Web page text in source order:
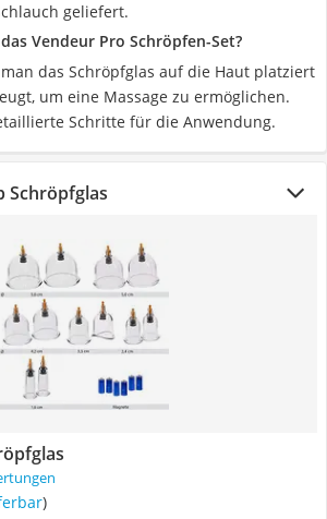
geliefert.
Vendeur Pro Schröpfen-Set?
das Schröpfglas auf die Haut platziert
um eine Massage zu ermöglichen.
Schritte für die Anwendung.
Schröpfglas
)